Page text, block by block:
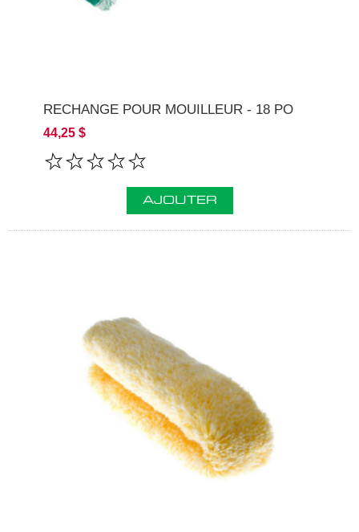
RECHANGE POUR MOUILLEUR - 18 PO
44,25 $
AJOUTER